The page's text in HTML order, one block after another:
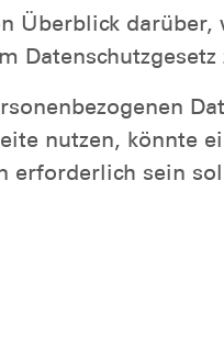
Überblick
Datenschutzgesetz
nutzen, könnte
erforderlich sein